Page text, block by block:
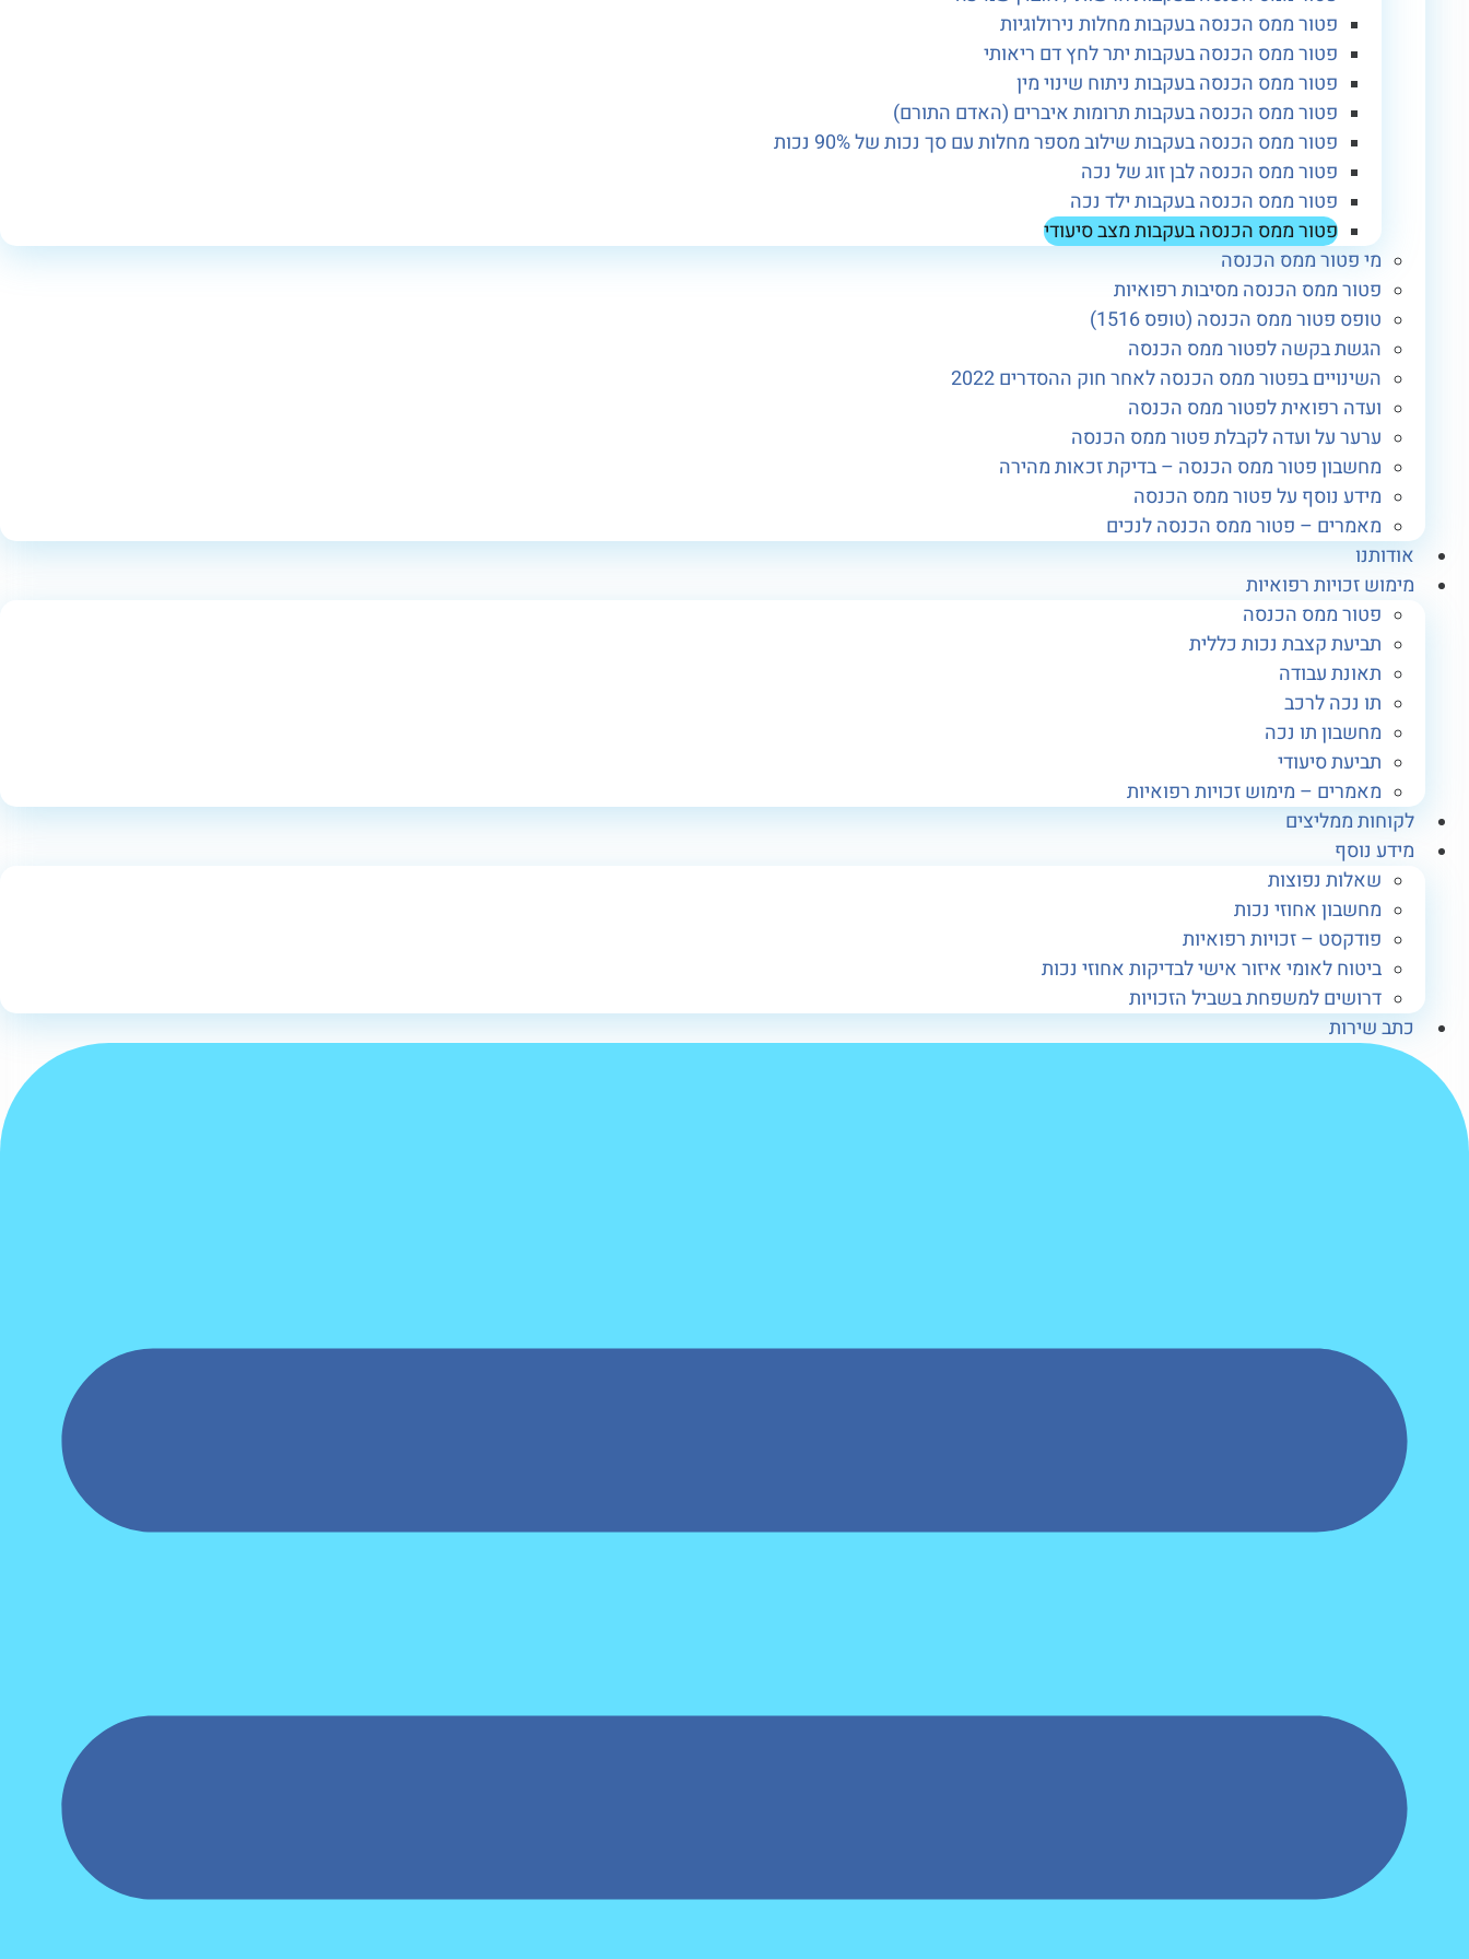
פטור ממס הכנסה בעקבות מחלות נירולוגיות
פטור ממס הכנסה בעקבות יתר לחץ דם ריאותי
פטור ממס הכנסה בעקבות ניתוח שינוי מין
פטור ממס הכנסה בעקבות תרומות איברים (האדם התורם)
פטור ממס הכנסה בעקבות שילוב מספר מחלות עם סך נכות של 90% נכות
פטור ממס הכנסה לבן זוג של נכה
פטור ממס הכנסה בעקבות ילד נכה
פטור ממס הכנסה בעקבות מצב סיעודי
מי פטור ממס הכנסה
פטור ממס הכנסה מסיבות רפואיות
טופס פטור ממס הכנסה (טופס 1516)
הגשת בקשה לפטור ממס הכנסה
השינויים בפטור ממס הכנסה לאחר חוק ההסדרים 2022
ועדה רפואית לפטור ממס הכנסה
ערער על ועדה לקבלת פטור ממס הכנסה
מחשבון פטור ממס הכנסה – בדיקת זכאות מהירה
מידע נוסף על פטור ממס הכנסה
מאמרים – פטור ממס הכנסה לנכים
אודותנו
מימוש זכויות רפואיות
פטור ממס הכנסה
תביעת קצבת נכות כללית
תאונת עבודה
תו נכה לרכב
מחשבון תו נכה
תביעת סיעודי
מאמרים – מימוש זכויות רפואיות
לקוחות ממליצים
מידע נוסף
שאלות נפוצות
מחשבון אחוזי נכות
פודקסט – זכויות רפואיות
ביטוח לאומי איזור אישי לבדיקות אחוזי נכות
דרושים למשפחת בשביל הזכויות
כתב שירות